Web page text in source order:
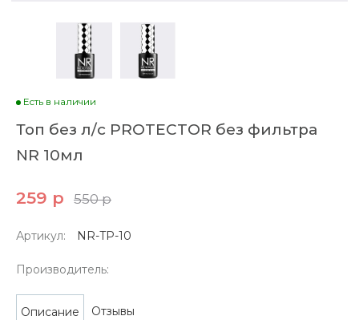
Есть в наличии
Топ без л/с PROTECTOR без фильтра
NR 10мл
259 р 550 р
Артикул: NR-TP-10
Производитель:
Описание Отзывы